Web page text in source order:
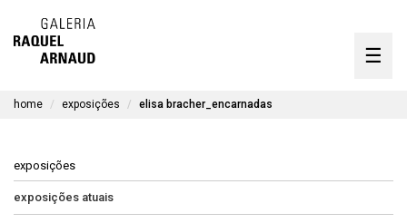
☰
timeline
home exposições elisa bracher_encarnadas
exposições
exposições atuais